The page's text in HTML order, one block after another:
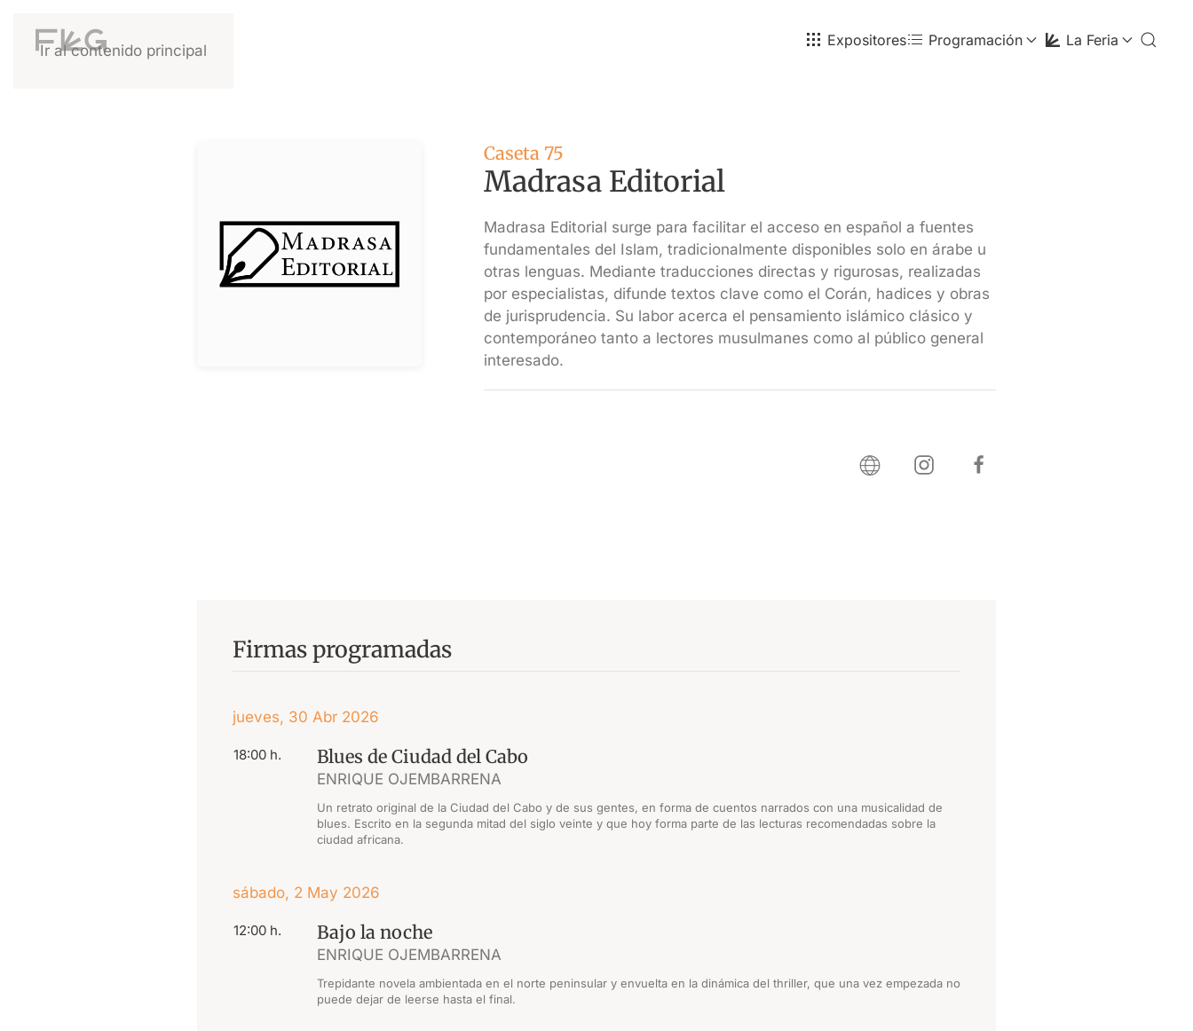
Ir al contenido principal
Expositores Programación La Feria
Caseta 75
Madrasa Editorial
Madrasa Editorial surge para facilitar el acceso en español a fuentes
fundamentales del Islam, tradicionalmente disponibles solo en árabe u
otras lenguas. Mediante traducciones directas y rigurosas, realizadas
por especialistas, difunde textos clave como el Corán, hadices y obras
de jurisprudencia. Su labor acerca el pensamiento islámico clásico y
contemporáneo tanto a lectores musulmanes como al público general
interesado.
Firmas programadas
jueves, 30 Abr 2026
18:00 h. Blues de Ciudad del Cabo
ENRIQUE OJEMBARRENA
Un retrato original de la Ciudad del Cabo y de sus gentes, en forma de cuentos narrados con una musicalidad de
blues. Escrito en la segunda mitad del siglo veinte y que hoy forma parte de las lecturas recomendadas sobre la
ciudad africana.
sábado, 2 May 2026
12:00 h. Bajo la noche
ENRIQUE OJEMBARRENA
Trepidante novela ambientada en el norte peninsular y envuelta en la dinámica del thriller, que una vez empezada no
puede dejar de leerse hasta el final.